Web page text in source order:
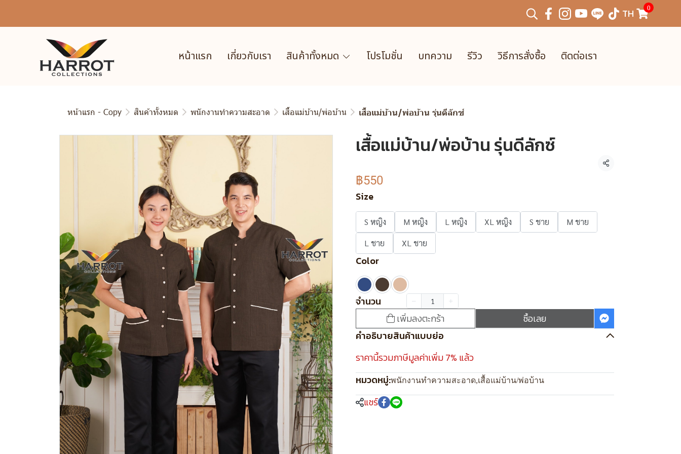
TH 0
หน้าแรก เกี่ยวกับเรา สินค้าทั้งหมด โปรโมชั่น บทความ รีวิว วิธีการสั่งซื้อ ติดต่อเรา
หน้าแรก - Copy สินค้าทั้งหมด พนักงานทำความสะอาด เสื้อแม่บ้าน/พ่อบ้าน เสื้อแม่บ้าน/พ่อบ้าน รุ่นดีลักซ์
เสื้อแม่บ้าน/พ่อบ้าน รุ่นดีลักซ์
แชร์
฿550
Size
S หญิง M หญิง L หญิง XL หญิง S ชาย
M ชาย
L ชาย
XL ชาย
Color
จำนวน
เพิ่มลงตะกร้า
ซื้อเลย
คำอธิบายสินค้าแบบย่อ
ราคานี้รวมภาษีมูลค่าเพิ่ม 7% แล้ว
หมวดหมู่:พนักงานทำความสะอาด,เสื้อแม่บ้าน/พ่อบ้าน
แชร์